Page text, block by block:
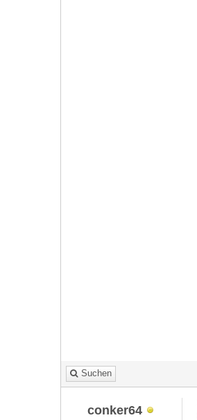
Suchen
conker64